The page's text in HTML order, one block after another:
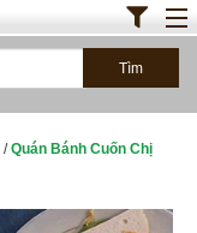
/Quán Bánh Cuốn Chị